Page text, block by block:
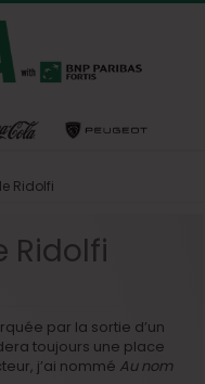
Ridolfi
Ridolfi
par la sortie d’un
toujours une place
j’ai nommé Au nom